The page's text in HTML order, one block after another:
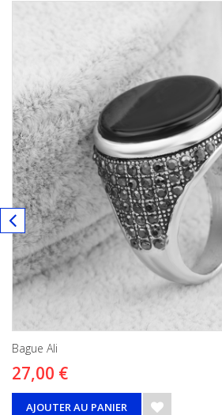
Bague Ali
27,00 €
AJOUTER AU PANIER